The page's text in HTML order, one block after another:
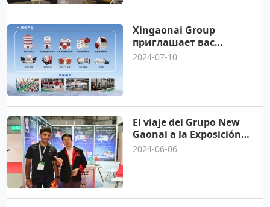
Xingaonai Group
приглашает вас
посетить
2024-07-10
El viaje del Grupo New
Gaonai a la Exposición
Minera Saudita 2024
2024-06-06